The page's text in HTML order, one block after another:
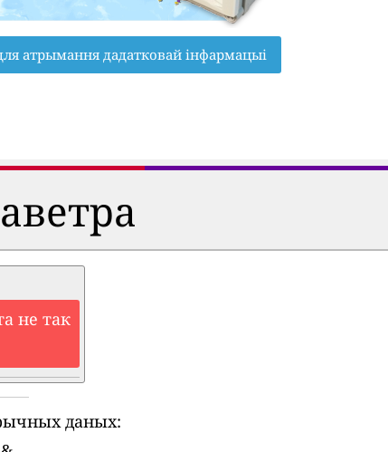
атрымання дадатковай інфармацыі
не так
даных: